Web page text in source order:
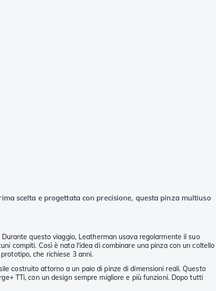
scelta e progettata con precisione, questa pinza multiuso
questo viaggio, Leatherman usava regolarmente il suo
compiti. Così è nata l'idea di combinare una pinza con un coltello
che richiese 3 anni.
costruito attorno a un paio di pinze di dimensioni reali. Questo
TTi, con un design sempre migliore e più funzioni. Dopo tutti